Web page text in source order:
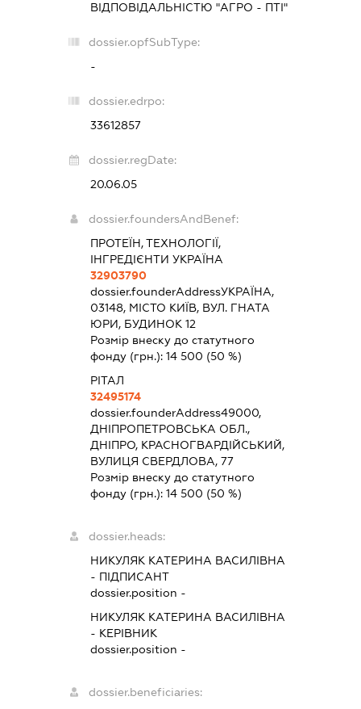
ВІДПОВІДАЛЬНІСТЮ "АГРО - ПТІ"
dossier.opfSubType:
-
dossier.edrpo:
33612857
dossier.regDate:
20.06.05
dossier.foundersAndBenef:
ПРОТЕЇН, ТЕХНОЛОГІЇ,
ІНГРЕДІЄНТИ УКРАЇНА
32903790
dossier.founderAddressУКРАЇНА,
03148, МІСТО КИЇВ, ВУЛ. ГНАТА
ЮРИ, БУДИНОК 12
Розмір внеску до статутного
фонду (грн.):14 500 (50 %)
РІТАЛ
32495174
dossier.founderAddress49000,
ДНІПРОПЕТРОВСЬКА ОБЛ.,
ДНІПРО, КРАСНОГВАРДІЙСЬКИЙ,
ВУЛИЦЯ СВЕРДЛОВА, 77
Розмір внеску до статутного
фонду (грн.):14 500 (50 %)
dossier.heads:
НИКУЛЯК КАТЕРИНА ВАСИЛІВНА
- ПІДПИСАНТ
dossier.position -
НИКУЛЯК КАТЕРИНА ВАСИЛІВНА
- КЕРІВНИК
dossier.position -
dossier.beneficiaries: